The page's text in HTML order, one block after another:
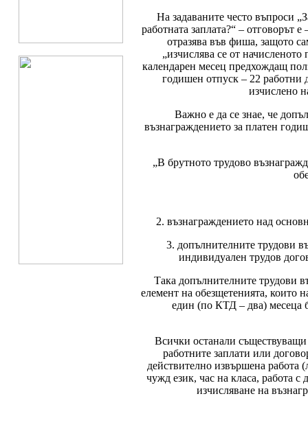
На задаваните често въпроси
работната заплата?“ – отговорът
отразява във фиша, защото
„изчислява се от
календарен месец предхождащ
годишен отпуск – 22 работни
изчислено
Важно е да се знае, че
възнаграждението за платен
„В брутното трудово
2. възнаграждението над
3. допълнителните трудови
индивидуален трудов
Така допълнителните трудови
елемент на обезщетенията, които
един (по КТД – два) месеца
Всички останали
работните заплати или
действително извършена работа
чужд език, час на класа, работа
изчисляване на